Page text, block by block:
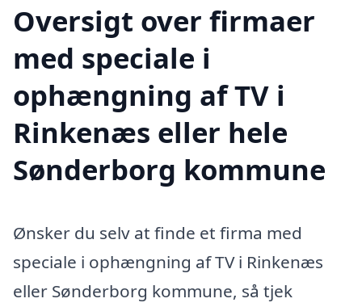
Oversigt over firmaer
med speciale i
ophængning af TV i
Rinkenæs eller hele
Sønderborg kommune
Ønsker du selv at finde et firma med
speciale i ophængning af TV i Rinkenæs
eller Sønderborg kommune, så tjek